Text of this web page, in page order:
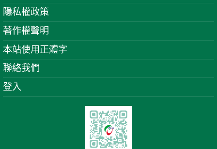
隱私權政策
著作權聲明
本站使用正體字
聯絡我們
登入